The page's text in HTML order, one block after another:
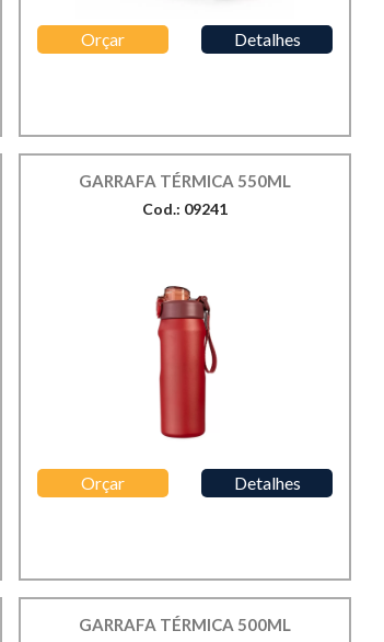
Orçar Detalhes
GARRAFA TÉRMICA 550ML
Cod.: 09241
Orçar Detalhes
GARRAFA TÉRMICA 500ML